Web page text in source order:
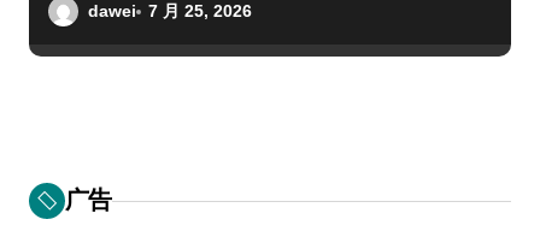
dawei 7 月 25, 2026
广告